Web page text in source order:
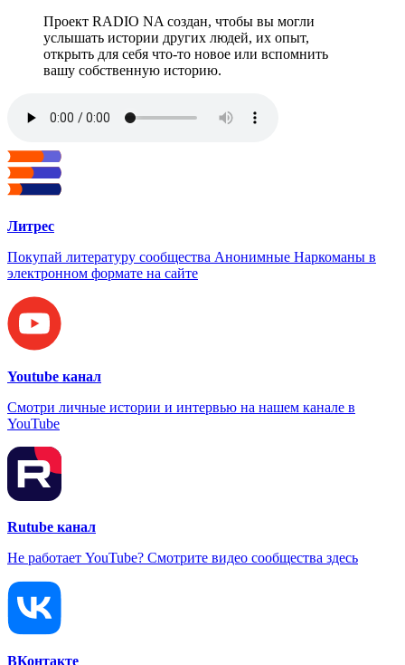
Проект RADIO NA создан, чтобы вы могли
услышать истории других людей, их опыт,
открыть для себя что-то новое или вспомнить
вашу собственную историю.
Литрес
Покупай литературу сообщества Анонимные Наркоманы в
электронном формате на сайте
Youtube канал
Смотри личные истории и интервью на нашем канале в
YouTube
Rutube канал
Не работает YouTube? Смотрите видео сообщества здесь
ВКонтакте